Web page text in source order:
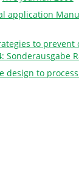
application
to
Sonderausgabe
to